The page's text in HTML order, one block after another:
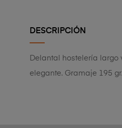
DESCRIPCIÓN
Delantal hostelería
elegante. Gramaje 195